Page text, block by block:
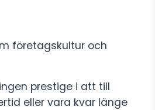
företagskultur och
prestige i att till
eller vara kvar länge